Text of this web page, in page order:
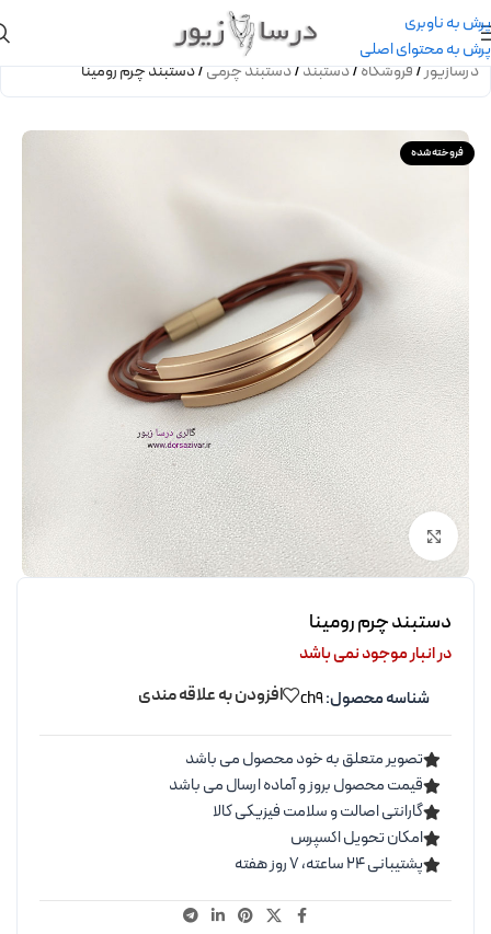
پرش به ناوبری
پرش به محتوای اصلی
درسازیور/فروشگاه/دستبند/دستبند چرمی/دستبند چرم رومینا
فروخته شده
برای بزرگنمایی کلیک کنید
دستبند چرم رومینا
در انبار موجود نمی باشد
شناسه محصول:ch9 افزودن به علاقه مندی
تصویر متعلق به خود محصول می باشد
قیمت محصول بروز و آماده ارسال می باشد
گارانتی اصالت و سلامت فیزیکی کالا
امکان تحویل اکسپرس
پشتیبانی ۲۴ ساعته، ۷ روز هفته